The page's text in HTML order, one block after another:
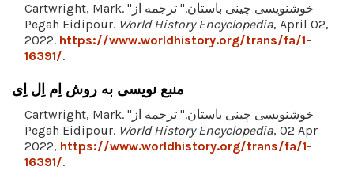
Cartwright, Mark. "خوشنویسی چینی باستان." ترجمه از
Pegah Eidipour. World History Encyclopedia, April 02,
2022. https://www.worldhistory.org/trans/fa/1-
16391/.
منبع نویسی به روش اِم اِل اِی
Cartwright, Mark. "خوشنویسی چینی باستان." ترجمه از
Pegah Eidipour. World History Encyclopedia, 02 Apr
2022, https://www.worldhistory.org/trans/fa/1-
16391/.